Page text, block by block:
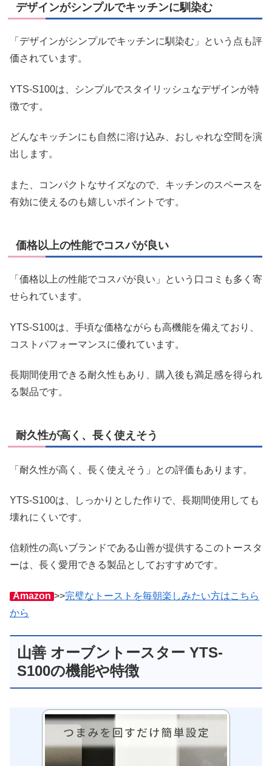
デザインがシンプルでキッチンに馴染む
「デザインがシンプルでキッチンに馴染む」という点も評
価されています。
YTS-S100は、シンプルでスタイリッシュなデザインが特
徴です。
どんなキッチンにも自然に溶け込み、おしゃれな空間を演
出します。
また、コンパクトなサイズなので、キッチンのスペースを
有効に使えるのも嬉しいポイントです。
価格以上の性能でコスパが良い
「価格以上の性能でコスパが良い」という口コミも多く寄
せられています。
YTS-S100は、手頃な価格ながらも高機能を備えており、
コストパフォーマンスに優れています。
長期間使用できる耐久性もあり、購入後も満足感を得られ
る製品です。
耐久性が高く、長く使えそう
「耐久性が高く、長く使えそう」との評価もあります。
YTS-S100は、しっかりとした作りで、長期間使用しても
壊れにくいです。
信頼性の高いブランドである山善が提供するこのトースタ
ーは、長く愛用できる製品としておすすめです。
Amazon >>完璧なトーストを毎朝楽しみたい方はこちら
から
山善 オーブントースター YTS-
S100の機能や特徴